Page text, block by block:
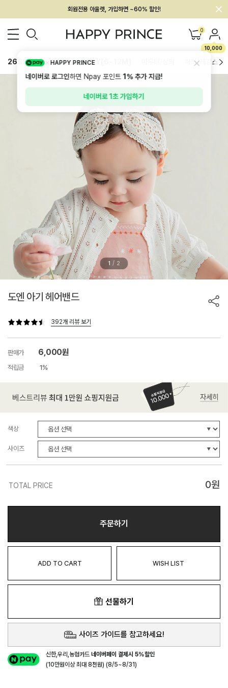
회원전용 아울렛, 가입하면 ~60% 할인!
멤버십 최대 28,000원 혜택 0
10,000
26SS 신상 BEST BABY[6~12M] 하의/레깅스
1 / 2
도엔 아기 헤어밴드
392개 리뷰 보기
판매가 6,000원
적립금 1%
색상
사이즈
TOTAL PRICE 0원
주문하기
ADD TO CART WISH LIST
선물하기
사이즈 가이드를 참고하세요!
신한,우리,농협카드네이버페이 결제시 5%할인
(10만원이상 최대 8천원) (8/5~8/31)
HAPPY PRINCE
네이버로 로그인하면 Npay 포인트1%추가 지급!
네이버로 1초 가입하기